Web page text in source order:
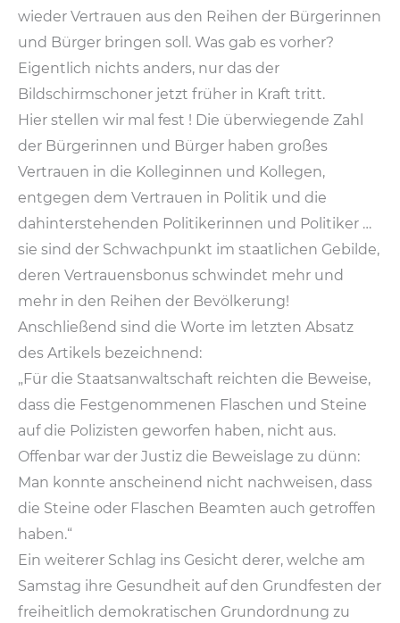
wieder Vertrauen aus den Reihen der Bürgerinnen
und Bürger bringen soll. Was gab es vorher?
Eigentlich nichts anders, nur das der
Bildschirmschoner jetzt früher in Kraft tritt.
Hier stellen wir mal fest ! Die überwiegende Zahl
der Bürgerinnen und Bürger haben großes
Vertrauen in die Kolleginnen und Kollegen,
entgegen dem Vertrauen in Politik und die
dahinterstehenden Politikerinnen und Politiker …
sie sind der Schwachpunkt im staatlichen Gebilde,
deren Vertrauensbonus schwindet mehr und
mehr in den Reihen der Bevölkerung!
Anschließend sind die Worte im letzten Absatz
des Artikels bezeichnend:
„Für die Staatsanwaltschaft reichten die Beweise,
dass die Festgenommenen Flaschen und Steine
auf die Polizisten geworfen haben, nicht aus.
Offenbar war der Justiz die Beweislage zu dünn:
Man konnte anscheinend nicht nachweisen, dass
die Steine oder Flaschen Beamten auch getroffen
haben.“
Ein weiterer Schlag ins Gesicht derer, welche am
Samstag ihre Gesundheit auf den Grundfesten der
freiheitlich demokratischen Grundordnung zu